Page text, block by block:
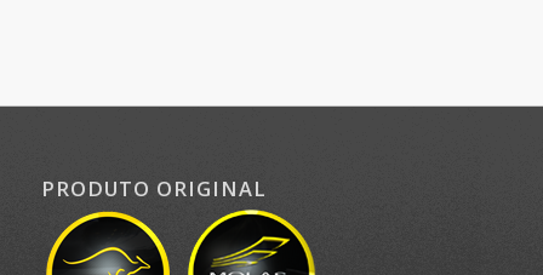
PRODUTO ORIGINAL